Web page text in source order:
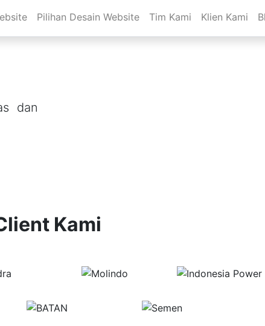
Pilihan Desain Website Tim Kami Klien Kami
dan
Kami